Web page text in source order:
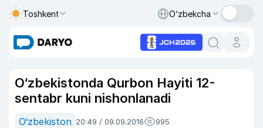
Toshkent O‘zbekcha
O‘zbekistonda Qurbon Hayiti 12-
sentabr kuni nishonlanadi
O‘zbekiston 20:49 / 09.09.2016 995